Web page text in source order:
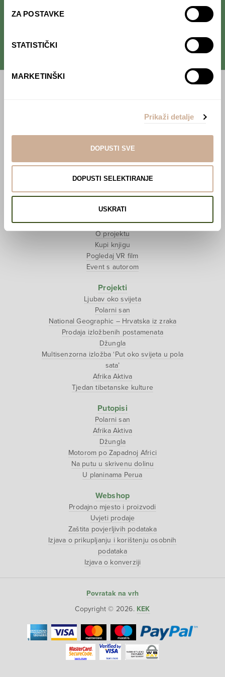
ZA POSTAVKE
STATISTIČKI
MARKETINŠKI
Prikaži detalje
DOPUSTI SVE
DOPUSTI SELEKTIRANJE
USKRATI
kulture.
Izdanja
O nama
Lovci sakupljači
O projektu
Kupi knjigu
Pogledaj VR film
Event s autorom
Projekti
Ljubav oko svijeta
Polarni san
National Geographic – Hrvatska iz zraka
Prodaja izložbenih postamenata
Džungla
Multisenzorna izložba ‘Put oko svijeta u pola
sata’
Afrika Aktiva
Tjedan tibetanske kulture
Putopisi
Polarni san
Afrika Aktiva
Džungla
Motorom po Zapadnoj Africi
Na putu u skrivenu dolinu
U planinama Perua
Webshop
Prodajno mjesto i proizvodi
Uvjeti prodaje
Zaštita povjerljivih podataka
Izjava o prikupljanju i korištenju osobnih
podataka
Izjava o konverziji
Povratak na vrh
Copyright © 2026. KEK